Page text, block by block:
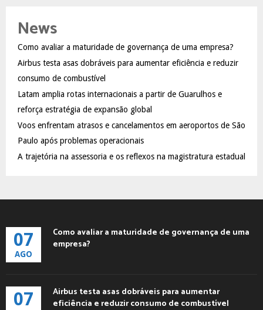
h
o
r
:
R
News
Como avaliar a maturidade de governança de uma empresa?
Airbus testa asas dobráveis para aumentar eficiência e reduzir
consumo de combustível
Latam amplia rotas internacionais a partir de Guarulhos e
reforça estratégia de expansão global
Voos enfrentam atrasos e cancelamentos em aeroportos de São
Paulo após problemas operacionais
A trajetória na assessoria e os reflexos na magistratura estadual
07
AGO
Como avaliar a maturidade de governança de uma
empresa?
07
Airbus testa asas dobráveis para aumentar
eficiência e reduzir consumo de combustível